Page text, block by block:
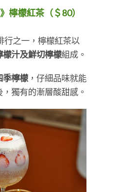
檸檬紅茶（＄80）
行之一，檸檬紅茶以
檬汁及鮮切檸檬組成。
季檸檬，仔細品味就能
獨有的漸層酸甜感。